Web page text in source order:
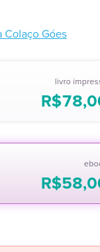
Colaço Góes
livro
R$
R$